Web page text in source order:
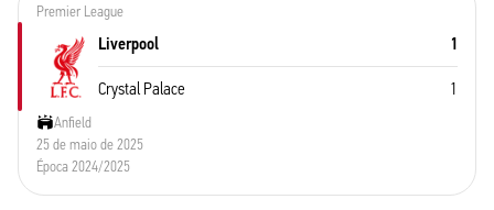
Premier League
Liverpool 1
Crystal Palace 1
Anfield
25 de maio de 2025
Época 2024/2025